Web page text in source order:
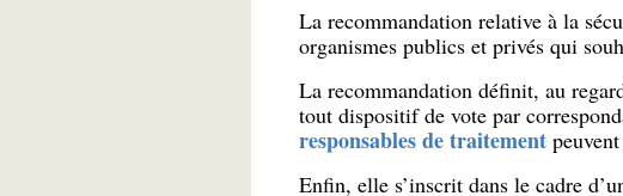
La recommandation relative à la
organismes publics et privés qui
La recommandation définit, au
tout dispositif de vote par
responsables de traitementpeuvent
Enfin, elle s’inscrit dans le cadre